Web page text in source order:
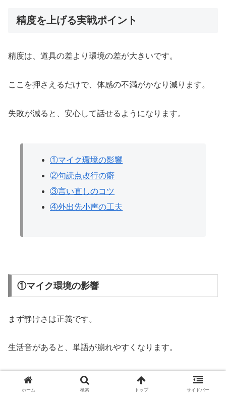
精度を上げる実戦ポイント
精度は、道具の差より環境の差が大きいです。
ここを押さえるだけで、体感の不満がかなり減ります。
失敗が減ると、安心して話せるようになります。
①マイク環境の影響
②句読点改行の癖
③言い直しのコツ
④外出先小声の工夫
①マイク環境の影響
まず静けさは正義です。
生活音があると、単語が崩れやすくなります。
次に距離で決まります。
ホーム 検索 トップ サイドバー